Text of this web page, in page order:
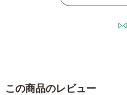
この商品のレビュー